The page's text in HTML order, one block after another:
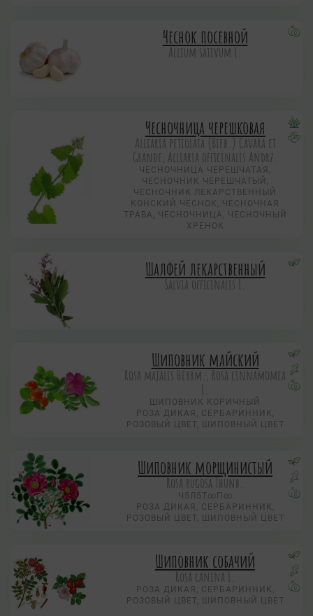
Чеснок посевной
Allium sativum L.
Чесночница черешковая
Alliaria petiolata (Bieb.) Cavara et
Grande, Alliaria officinalis Andrz.
ЧЕСНОЧНИЦА ЧЕРЕШЧАТАЯ,
ЧЕСНОЧНИК ЧЕРЕШЧАТЫЙ,
ЧЕСНОЧНИК ЛЕКАРСТВЕННЫЙ
КОНСКИЙ ЧЕСНОК, ЧЕСНОЧНАЯ
ТРАВА, ЧЕСНОЧНИЦА, ЧЕСНОЧНЫЙ
ХРЕНОК
Шалфей лекарственный
Salvia officinalis L.
Шиповник майский
Rosa majalis Herrm., Rosa cinnamomea
L.
ШИПОВНИК КОРИЧНЫЙ
РОЗА ДИКАЯ, СЕРБАРИННИК,
РОЗОВЫЙ ЦВЕТ, ШИПОВНЫЙ ЦВЕТ
Шиповник морщинистый
Rosa rugosa Thunb.
Ч5Л5Т∞П∞
РОЗА ДИКАЯ, СЕРБАРИННИК,
РОЗОВЫЙ ЦВЕТ, ШИПОВНЫЙ ЦВЕТ
Шиповник собачий
Rosa canina L.
РОЗА ДИКАЯ, СЕРБАРИННИК,
РОЗОВЫЙ ЦВЕТ, ШИПОВНЫЙ ЦВЕТ